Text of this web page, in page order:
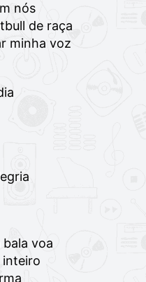
nós
de raça
minha voz
voa